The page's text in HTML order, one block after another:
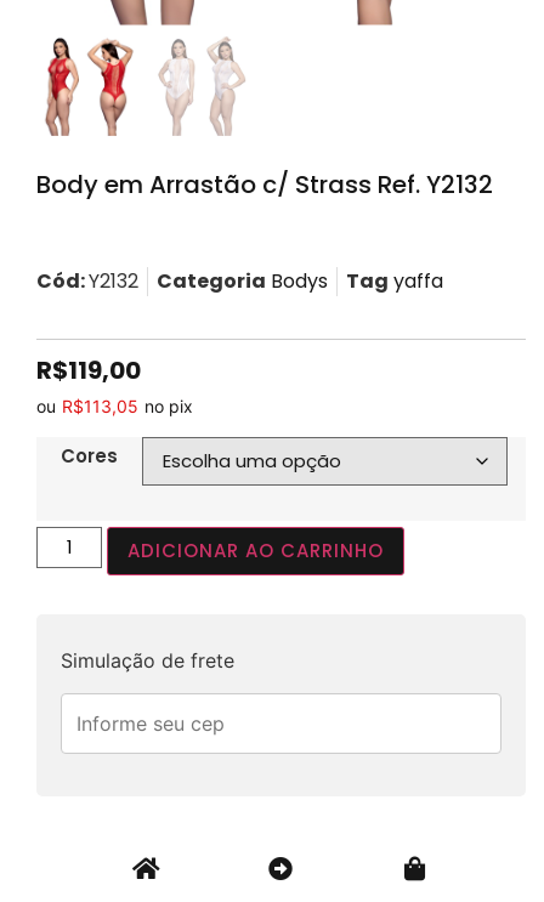
Body em Arrastão c/ Strass Ref. Y2132
Cód:Y2132 Categoria Bodys Tag yaffa
R$119,00
ou R$113,05 no pix
Cores
ADICIONAR AO CARRINHO
Simulação de frete